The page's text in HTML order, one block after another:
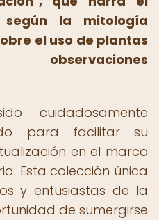
la mitología
el uso de plantas
cuidadosamente
para facilitar su
en el marco
Esta colección única
y entusiastas de la
de sumergirse